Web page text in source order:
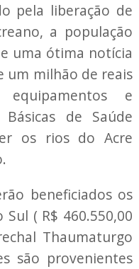
pela liberação de
a população
uma ótima notícia
um milhão de reais
e
de Saúde
os rios do Acre
beneficiados os
( R$ 460.550,00
Thaumaturgo
são provenientes